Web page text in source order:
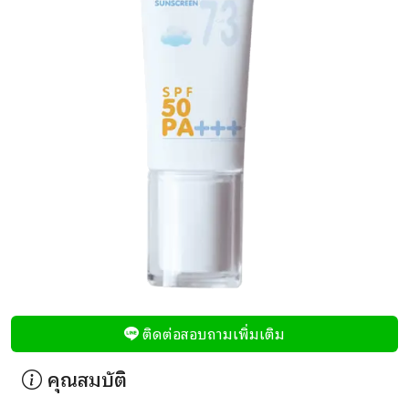
ติดต่อสอบถามเพิ่มเติม
คุณสมบัติ